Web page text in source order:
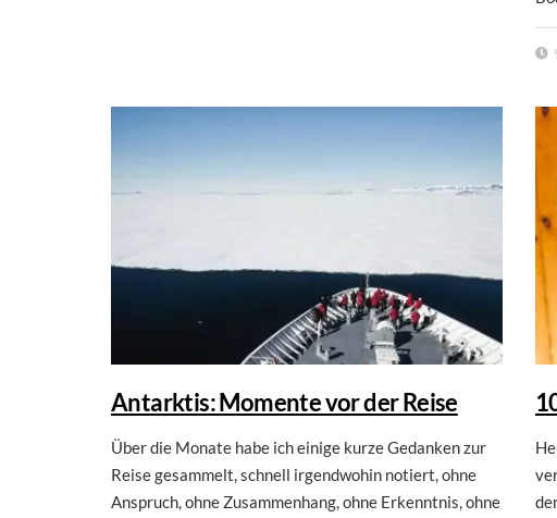
Antarktis: Momente vor der Reise
Über die Monate habe ich einige kurze Gedanken zur
Reise gesammelt, schnell irgendwohin notiert, ohne
Anspruch, ohne Zusammenhang, ohne Erkenntnis, ohne